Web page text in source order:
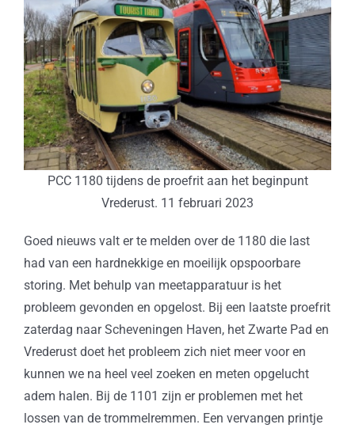
PCC 1180 tijdens de proefrit aan het beginpunt
Vrederust. 11 februari 2023
Goed nieuws valt er te melden over de 1180 die last
had van een hardnekkige en moeilijk opspoorbare
storing. Met behulp van meetapparatuur is het
probleem gevonden en opgelost. Bij een laatste proefrit
zaterdag naar Scheveningen Haven, het Zwarte Pad en
Vrederust doet het probleem zich niet meer voor en
kunnen we na heel veel zoeken en meten opgelucht
adem halen. Bij de 1101 zijn er problemen met het
lossen van de trommelremmen. Een vervangen printje